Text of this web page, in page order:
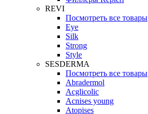
REVI
Посмотреть все товары
Eye
Silk
Strong
Style
SESDERMA
Посмотреть все товары
Abradermol
Acglicolic
Acnises young
Atopises